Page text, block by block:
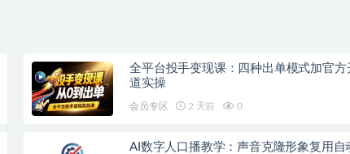
全平台投手变现课：四种出单模式加官方
道实操
会员专区 2 天前 0
AI数字人口播教学：声音克隆形象复用自